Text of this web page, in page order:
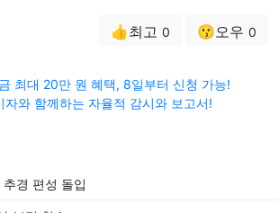
👍최고 0 😗오우 0
최대 20만 원 혜택, 8일부터 신청 가능!
자와 함께하는 자율적 감시와 보고서!
경 편성 돌입